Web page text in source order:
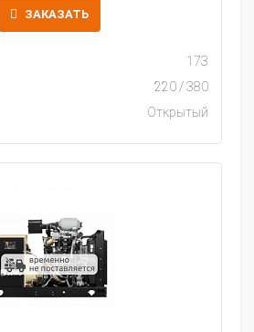
ЗАКАЗАТЬ
173
220 / 380
Открытый